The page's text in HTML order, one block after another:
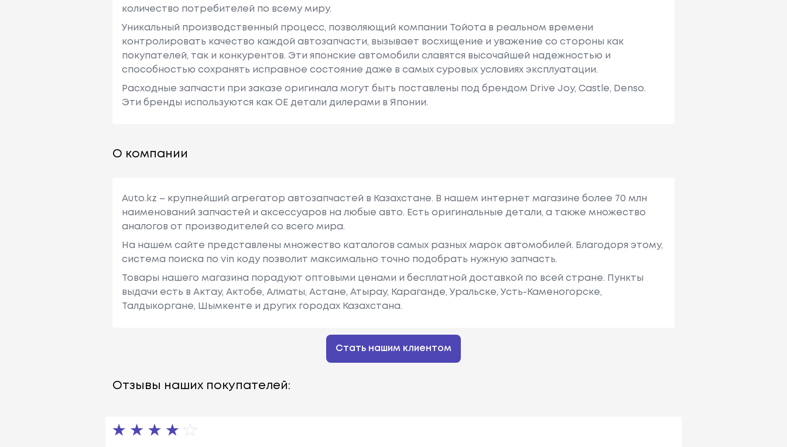
количество потребителей по всему миру.
Уникальный производственный процесс, позволяющий компании Тойота в реальном времени
контролировать качество каждой автозапчасти, вызывает восхищение и уважение со стороны как
покупателей, так и конкурентов. Эти японские автомобили славятся высочайшей надежностью и
способностью сохранять исправное состояние даже в самых суровых условиях эксплуатации.
Расходные запчасти при заказе оригинала могут быть поставлены под брендом Drive Joy, Castle, Denso.
Эти бренды используются как ОЕ детали дилерами в Японии.
О компании
Auto.kz – крупнейший агрегатор автозапчастей в Казахстане. В нашем интернет магазине более 70 млн
наименований запчастей и аксессуаров на любые авто. Есть оригинальные детали, а также множество
аналогов от производителей со всего мира.
На нашем сайте представлены множество каталогов самых разных марок автомобилей. Благодоря этому,
система поиска по vin коду позволит максимально точно подобрать нужную запчасть.
Товары нашего магазина порадуют оптовыми ценами и бесплатной доставкой по всей стране. Пункты
выдачи есть в Актау, Актобе, Алматы, Астане, Атырау, Караганде, Уральске, Усть-Каменогорске,
Талдыкоргане, Шымкенте и других городах Казахстана.
Стать нашим клиентом
Отзывы наших покупателей: